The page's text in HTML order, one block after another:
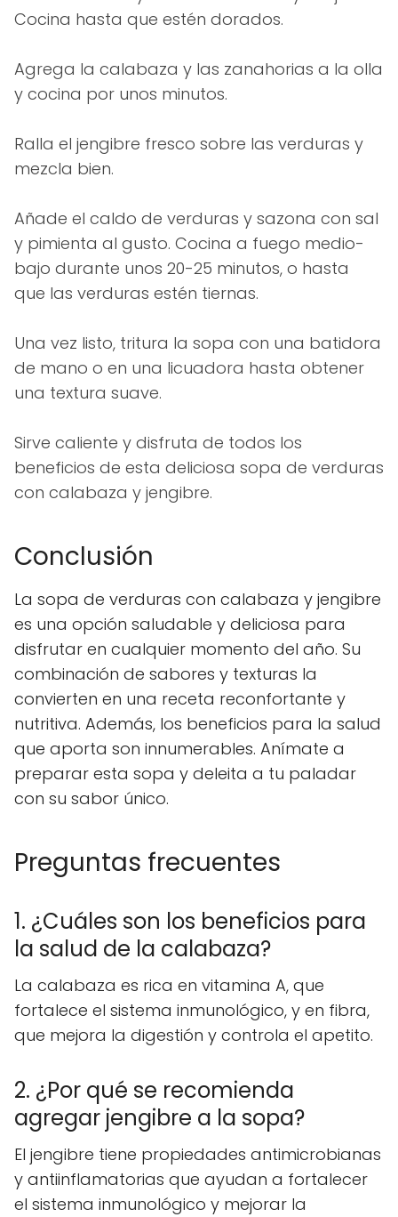
Cocina hasta que estén dorados.
Agrega la calabaza y las zanahorias a la olla
y cocina por unos minutos.
Ralla el jengibre fresco sobre las verduras y
mezcla bien.
Añade el caldo de verduras y sazona con sal
y pimienta al gusto. Cocina a fuego medio-
bajo durante unos 20-25 minutos, o hasta
que las verduras estén tiernas.
Una vez listo, tritura la sopa con una batidora
de mano o en una licuadora hasta obtener
una textura suave.
Sirve caliente y disfruta de todos los
beneficios de esta deliciosa sopa de verduras
con calabaza y jengibre.
Conclusión
La sopa de verduras con calabaza y jengibre
es una opción saludable y deliciosa para
disfrutar en cualquier momento del año. Su
combinación de sabores y texturas la
convierten en una receta reconfortante y
nutritiva. Además, los beneficios para la salud
que aporta son innumerables. Anímate a
preparar esta sopa y deleita a tu paladar
con su sabor único.
Preguntas frecuentes
1. ¿Cuáles son los beneficios para
la salud de la calabaza?
La calabaza es rica en vitamina A, que
fortalece el sistema inmunológico, y en fibra,
que mejora la digestión y controla el apetito.
2. ¿Por qué se recomienda
agregar jengibre a la sopa?
El jengibre tiene propiedades antimicrobianas
y antiinflamatorias que ayudan a fortalecer
el sistema inmunológico y mejorar la